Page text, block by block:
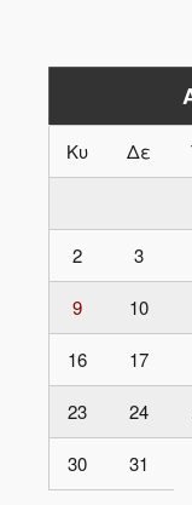
Κυ Δε
2 3
9 10
16 17
23 24
30 31